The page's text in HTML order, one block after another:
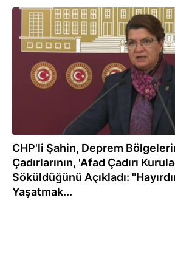
30.03.2023
CHP'li Şahin, Deprem
Çadırlarının, 'Afad Çadırı
Söküldüğünü Açıkladı:
Yaşatmak...